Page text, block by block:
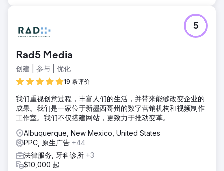
Rad5 Media
创建 | 参与 | 优化
19 条评价
5
我们重视创意过程，丰富人们的生活，并带来能够改变企业的
成果。我们是一家位于新墨西哥州的数字营销机构和视频制作
工作室。我们不仅搭建网站，更致力于推动变革。
Albuquerque, New Mexico, United States
PPC, 原生广告 +44
法律服务, 牙科诊所 +3
$10,000 起